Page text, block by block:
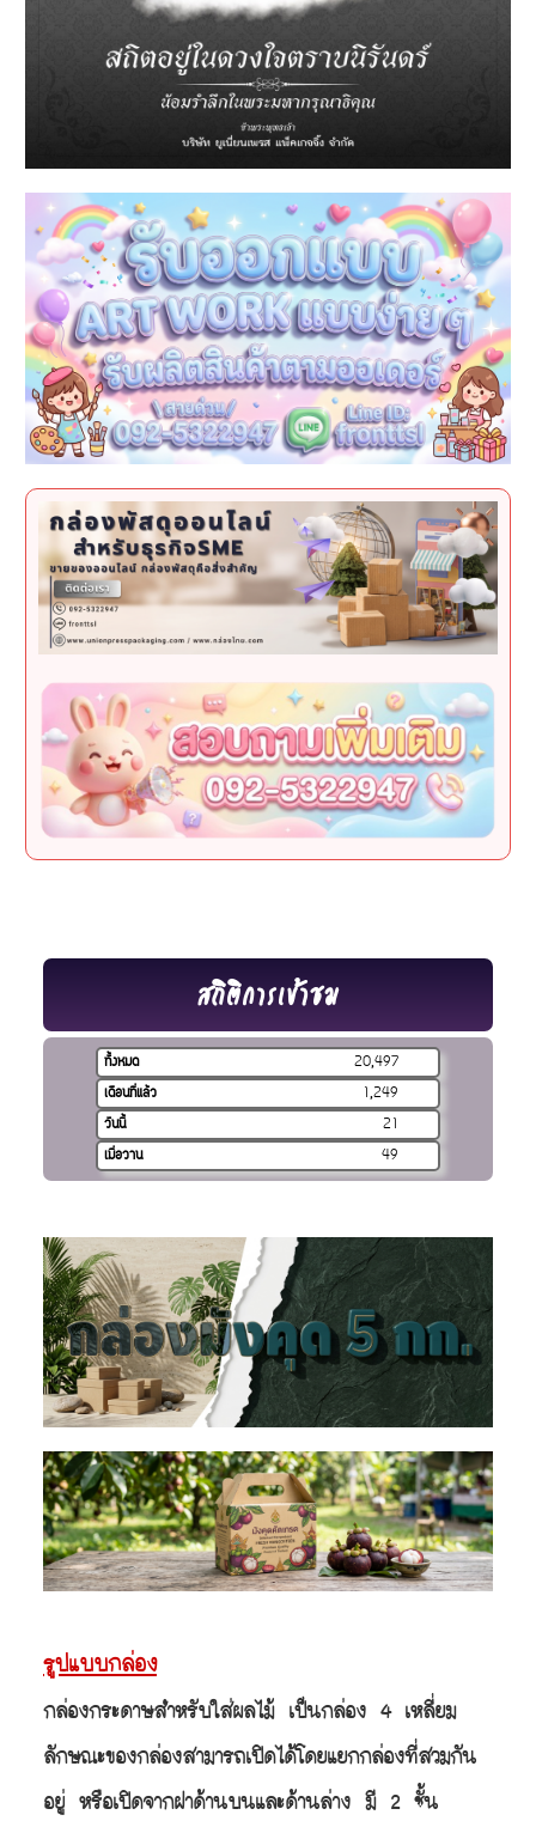
สถิติการเข้าชม
ทั้งหมด
20,497
เดือนที่แล้ว
1,249
วันนี้
21
เมื่อวาน
49
รูปแบบกล่อง
กล่องกระดาษสำหรับใส่ผลไม้ เป็นกล่อง 4 เหลี่ยม
ลักษณะของกล่องสามารถเปิดได้โดยแยกกล่องที่สวมกัน
อยู่ หรือเปิดจากฝาด้านบนและด้านล่าง มี 2 ชั้น